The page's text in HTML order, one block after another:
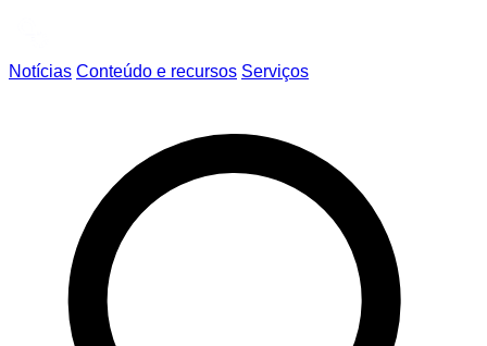
Notícias Conteúdo e recursos Serviços